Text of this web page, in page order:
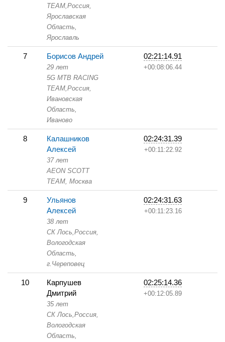
TEAM,Россия,
Ярославская
Область,
Ярославль
7 Борисов Андрей
29 лет
5G MTB RАCING
TEAM,Россия,
Ивановская
Область,
Иваново
02:21:14.91
+00:08:06.44
8
Калашников
Алексей
37 лет
AEON SCOTT
TEAM, Москва
02:24:31.39
+00:11:22.92
9
Ульянов
Алексей
38 лет
СК Лось,Россия,
Вологодская
Область,
г.Череповец
02:24:31.63
+00:11:23.16
10
Карпушев
Дмитрий
35 лет
СК Лось,Россия,
Вологодская
Область,
02:25:14.36
+00:12:05.89